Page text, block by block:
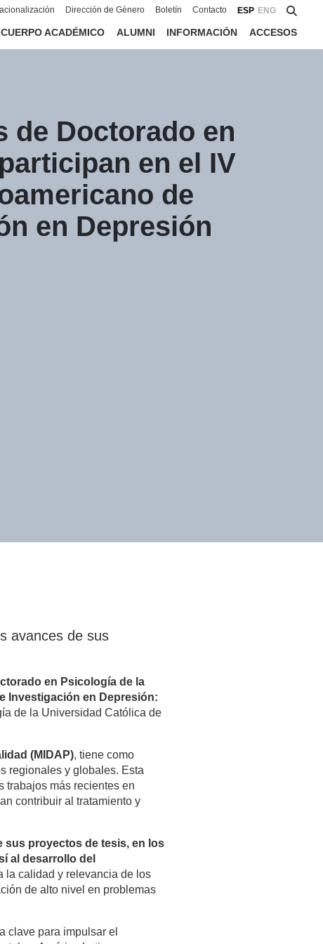
Dirección de Género Boletín Contacto ESP ENG
CUERPO ACADÉMICO ALUMNI INFORMACIÓN ACCESOS
de Doctorado en
en el IV
de
en Depresión
avances de sus
en Psicología de la
Investigación en Depresión:
de la Universidad Católica de
(MIDAP), tiene como
regionales y globales. Esta
trabajos más recientes en
contribuir al tratamiento y
sus proyectos de tesis, en los
al desarrollo del
la calidad y relevancia de los
de alto nivel en problemas
clave para impulsar el